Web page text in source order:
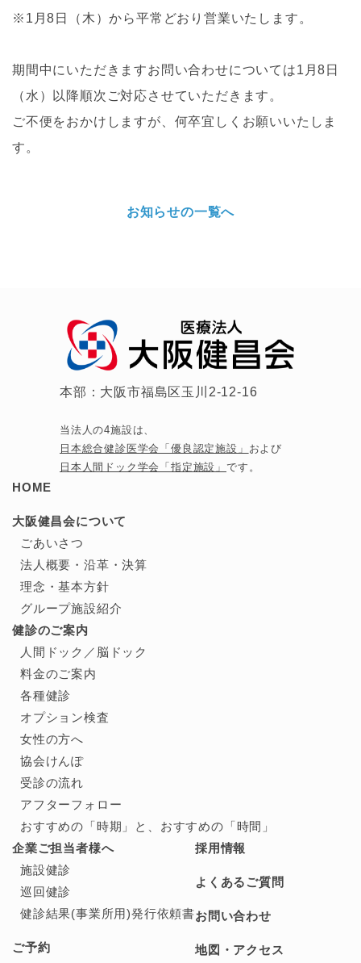
※1月8日（木）から平常どおり営業いたします。
期間中にいただきますお問い合わせについては1月8日
（水）以降順次ご対応させていただきます。
ご不便をおかけしますが、何卒宜しくお願いいたしま
す。
お知らせの一覧へ
本部：大阪市福島区玉川2-12-16
当法人の4施設は、
日本総合健診医学会「優良認定施設」 および
日本人間ドック学会「指定施設」です。
HOME
大阪健昌会について
ごあいさつ
法人概要・沿革・決算
理念・基本方針
グループ施設紹介
健診のご案内
人間ドック／ 脳ドック
料金のご案内
各種健診
オプション検査
女性の方へ
協会けんぽ
受診の流れ
アフターフォロー
おすすめの「時期」と、 おすすめの「時間」
企業ご担当者様へ
施設健診
巡回健診
健診結果(事業所用)発行依頼書
ご予約
採用情報
よくあるご質問
お問い合わせ
地図・アクセス